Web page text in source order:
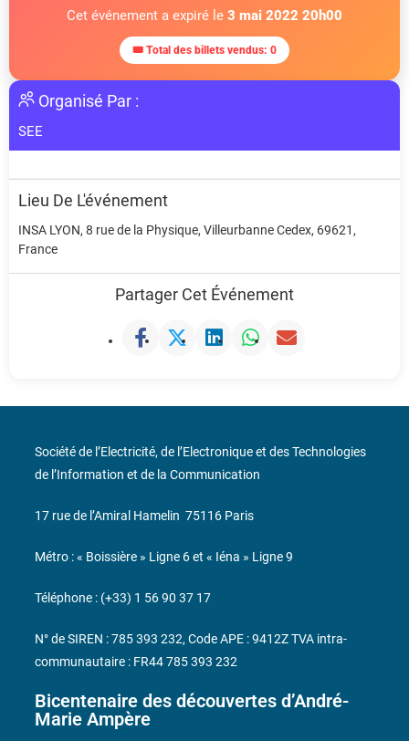
Cet événement a expiré le 3 mai 2022 20h00
🎟 Total des billets vendus: 0
Organisé Par :
SEE
Lieu De L'événement
INSA LYON, 8 rue de la Physique, Villeurbanne Cedex, 69621,
France
Partager Cet Événement
Bicentenaire des découvertes d’André-
Marie Ampère
Société de l’Electricité, de l’Electronique et des Technologies
de l’Information et de la Communication
17 rue de l’Amiral Hamelin 75116 Paris
Métro : « Boissière » Ligne 6 et « Iéna » Ligne 9
Téléphone : (+33) 1 56 90 37 17
N° de SIREN : 785 393 232, Code APE : 9412Z TVA intra-
communautaire : FR44 785 393 232